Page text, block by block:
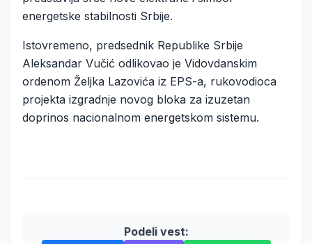
energetske stabilnosti Srbije.
Istovremeno, predsednik Republike Srbije
Aleksandar Vučić odlikovao je Vidovdanskim
ordenom Željka Lazovića iz EPS-a, rukovodioca
projekta izgradnje novog bloka za izuzetan
doprinos nacionalnom energetskom sistemu.
Podeli vest: